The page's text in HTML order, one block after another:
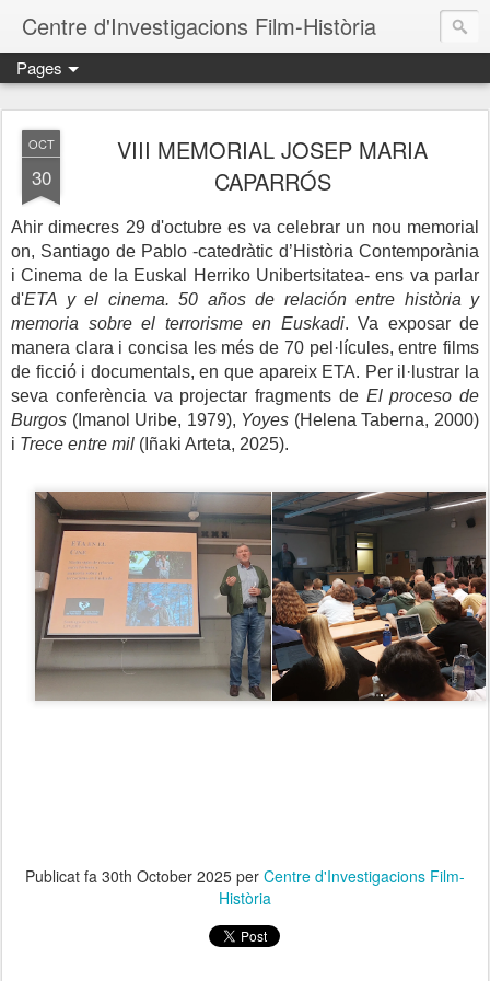
Centre d'Investigacions Film-Història
Pages
OCT
30
VIII MEMORIAL JOSEP MARIA
CAPARRÓS
Ahir dimecres 29 d'octubre es va celebrar un nou memorial
on, Santiago de Pablo -catedràtic d’Història Contemporània
i Cinema de la Euskal Herriko Unibertsitatea- ens va parlar
d'ETA y el cinema. 50 años de relación entre història y
memoria sobre el terrorisme en Euskadi. Va exposar de
manera clara i concisa les més de 70 pel·lícules, entre films
de ficció i documentals, en que apareix ETA. Per il·lustrar la
seva conferència va projectar fragments de El proceso de
Burgos (Imanol Uribe, 1979), Yoyes (Helena Taberna, 2000)
i Trece entre mil (Iñaki Arteta, 2025).
Publicat fa 30th October 2025 per Centre d'Investigacions Film-
Història